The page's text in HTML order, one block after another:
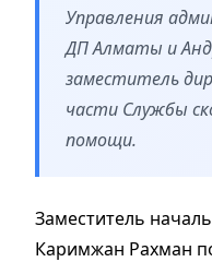
Управления
ДП Алматы и
заместитель
части Службы
помощи.
Заместитель
Каримжан Рахман